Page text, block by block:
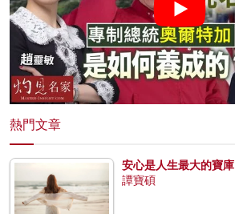
熱門文章
安心是人生最大的寶庫
譚寶碩